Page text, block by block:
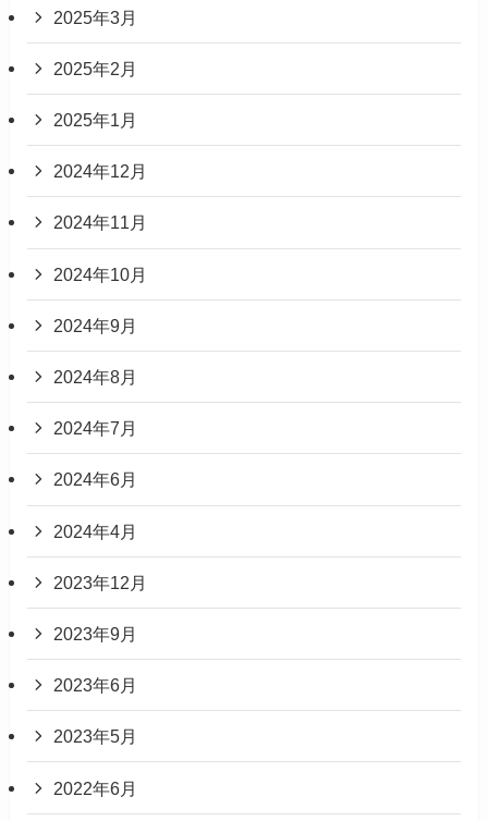
2025年3月
2025年2月
2025年1月
2024年12月
2024年11月
2024年10月
2024年9月
2024年8月
2024年7月
2024年6月
2024年4月
2023年12月
2023年9月
2023年6月
2023年5月
2022年6月